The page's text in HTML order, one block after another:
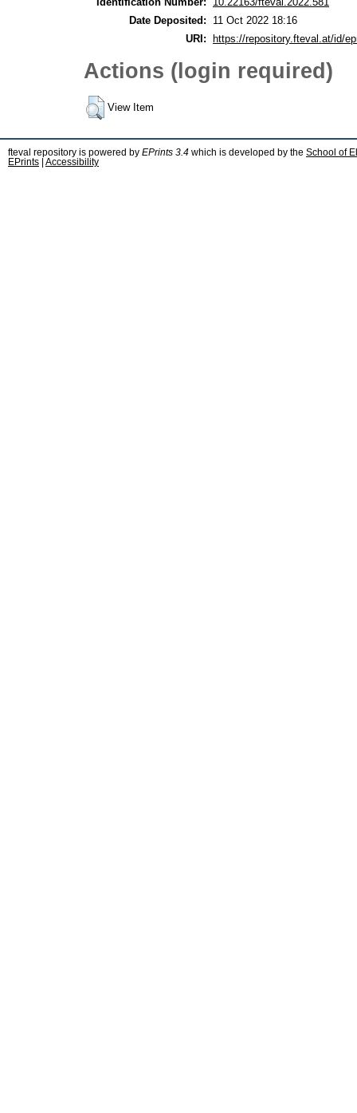
Date Deposited:
11 Oct 2022 18:16
URI:
https://repository.fteval.at/id/
Actions (login required)
View Item
fteval repository is powered by EPrints 3.4 which is developed by the School of
EPrints
Accessibility